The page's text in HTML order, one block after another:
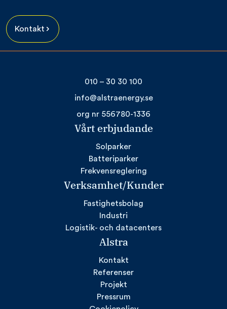
Kontakt
010 – 30 30 100
info@alstraenergy.se
org nr 556780-1336
Vårt erbjudande
Solparker
Batteriparker
Frekvensreglering
Verksamhet/Kunder
Fastighetsbolag
Industri
Logistik- och datacenters
Alstra
Kontakt
Referenser
Projekt
Pressrum